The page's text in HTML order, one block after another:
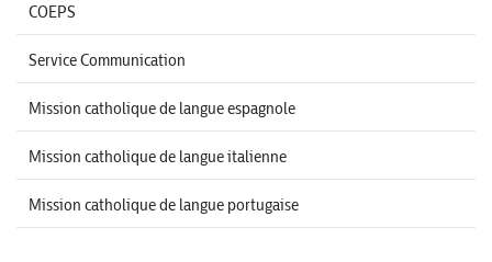
COEPS
Service Communication
Mission catholique de langue espagnole
Mission catholique de langue italienne
Mission catholique de langue portugaise